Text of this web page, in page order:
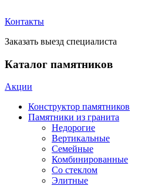
Контакты
Заказать выезд специалиста
Каталог памятников
Акции
Конструктор памятников
Памятники из гранита
Недорогие
Вертикальные
Семейные
Комбинированные
Со стеклом
Элитные